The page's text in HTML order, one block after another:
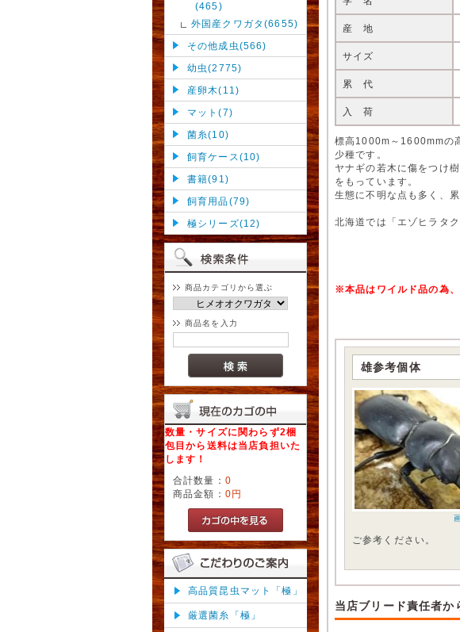
(465)
外国産クワガタ(6655)
その他成虫(566)
幼虫(2775)
産卵木(11)
マット(7)
菌糸(10)
飼育ケース(10)
書籍(91)
飼育用品(79)
極シリーズ(12)
商品カテゴリから選ぶ
商品名を入力
数量・サイズに関わらず2梱
包目から送料は当店負担いた
します！
合計数量： 0
商品金額： 0円
高品質昆虫マット「極」
厳選菌糸「極」
産 地
サイズ
累 代
入 荷
標高1000m～1600mmの
少種です。
ヤナギの若木に傷をつけ
をもっています。
生態に不明な点も多く、
北海道では「エゾヒラタ
※本品はワイルド品の為、
雄参考個体
ご参考ください。
当店ブリード責任者か